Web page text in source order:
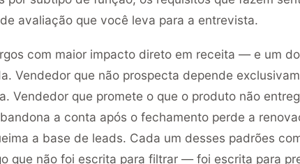
avaliação que você leva para a entrevista.
com maior impacto direto em receita — e um
Vendedor que não prospecta depende
Vendedor que promete o que o produto não
a conta após o fechamento perde a
a base de leads. Cada um desses padrões
que não foi escrita para filtrar — foi escrita para